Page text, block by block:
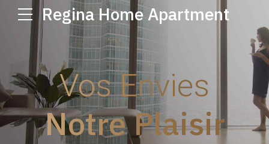
Regina Home Apartment
Vos Envies
Notre Plaisir